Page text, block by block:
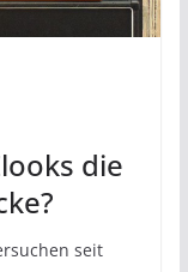
die
seit